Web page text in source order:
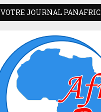
VOTRE JOURNAL